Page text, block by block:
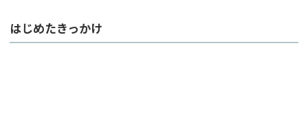
はじめたきっかけ